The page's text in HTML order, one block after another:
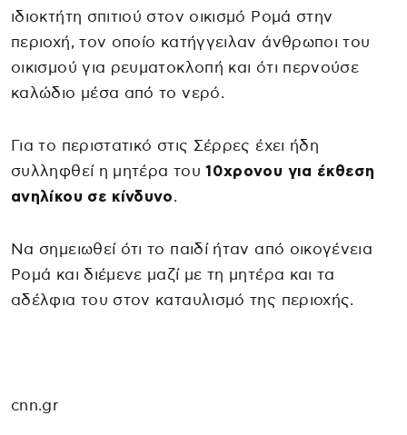
ιδιοκτήτη σπιτιού στον οικισμό Ρομά στην
περιοχή, τον οποίο κατήγγειλαν άνθρωποι του
οικισμού για ρευματοκλοπή και ότι περνούσε
καλώδιο μέσα από το νερό.
Για το περιστατικό στις Σέρρες έχει ήδη
συλληφθεί η μητέρα του 10χρονου για έκθεση
ανηλίκου σε κίνδυνο.
Να σημειωθεί ότι το παιδί ήταν από οικογένεια
Ρομά και διέμενε μαζί με τη μητέρα και τα
αδέλφια του στον καταυλισμό της περιοχής.
cnn.gr